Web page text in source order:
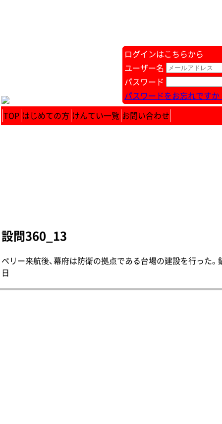
ログインはこちらから
ユーザー名
パスワード
パスワードをお忘れですか
TOP はじめての方 けんてい一覧 お問い合わせ
設問360_13
ペリー来航後、幕府は防衛の拠点である台場の建設を行った
日